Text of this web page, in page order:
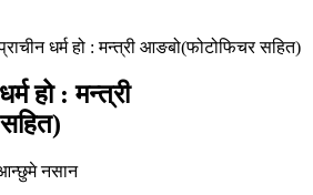
धर्म हो : मन्त्री आङबो(फोटोफिचर सहित)
हो : मन्त्री
नसान